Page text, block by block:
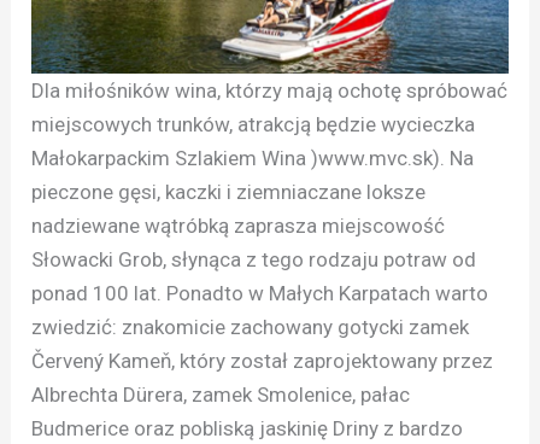
Dla miłośników wina, którzy mają ochotę spróbować
miejscowych trunków, atrakcją będzie wycieczka
Małokarpackim Szlakiem Wina )www.mvc.sk). Na
pieczone gęsi, kaczki i ziemniaczane loksze
nadziewane wątróbką zaprasza miejscowość
Słowacki Grob, słynąca z tego rodzaju potraw od
ponad 100 lat. Ponadto w Małych Karpatach warto
zwiedzić: znakomicie zachowany gotycki zamek
Červený Kameň, który został zaprojektowany przez
Albrechta Dürera, zamek Smolenice, pałac
Budmerice oraz pobliską jaskinię Driny z bardzo